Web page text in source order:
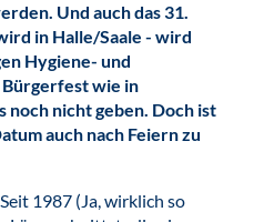
Und auch das 31.
in Halle/Saale - wird
Hygiene- und
Bürgerfest wie in
noch nicht geben. Doch ist
auch nach Feiern zu
1987 (Ja, wirklich so